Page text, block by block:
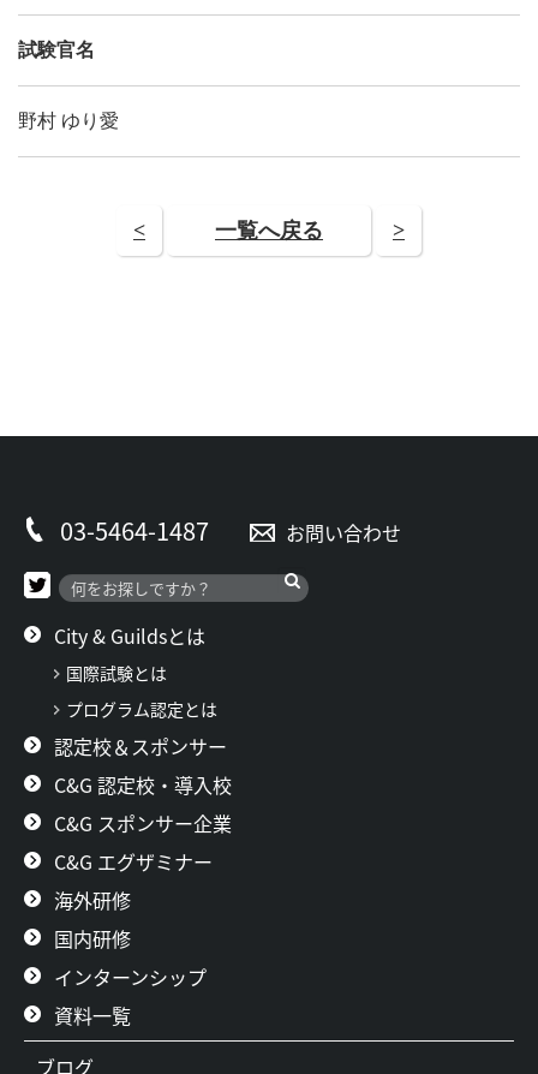
試験官名
野村 ゆり愛
< 一覧へ戻る >
03-5464-1487 お問い合わせ
City & Guildsとは
国際試験とは
プログラム認定とは
認定校＆スポンサー
C&G 認定校・導入校
C&G スポンサー企業
C&G エグザミナー
海外研修
国内研修
インターンシップ
資料一覧
ブログ